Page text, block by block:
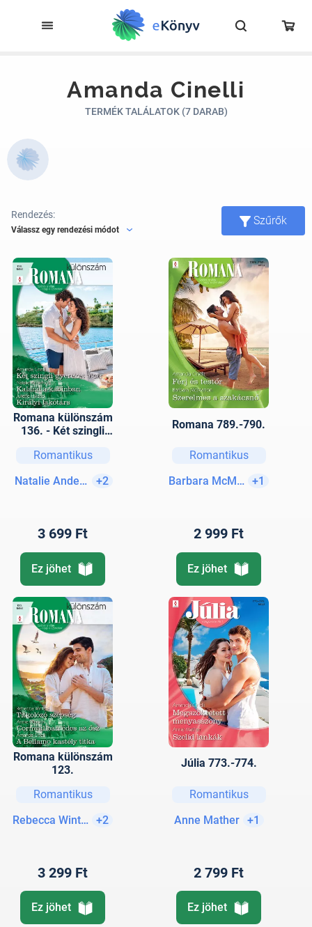
Amanda Cinelli
TERMÉK TALÁLATOK (7 DARAB)
Rendezés:
Válassz egy rendezési módot
Szűrők
Romana különszám
136. - Két szingli
Kaland a kabinban;
Romantikus
Natalie Anderson+2
3 699 Ft
Ez jöhet
Romana 789.-790.
Romantikus
Barbara McMahon
+1
2 999 Ft
Ez jöhet
Romana különszám
123.
Romantikus
Rebecca Winters+2
3 299 Ft
Ez jöhet
Júlia 773.-774.
Romantikus
Anne Mather
+1
2 799 Ft
Ez jöhet